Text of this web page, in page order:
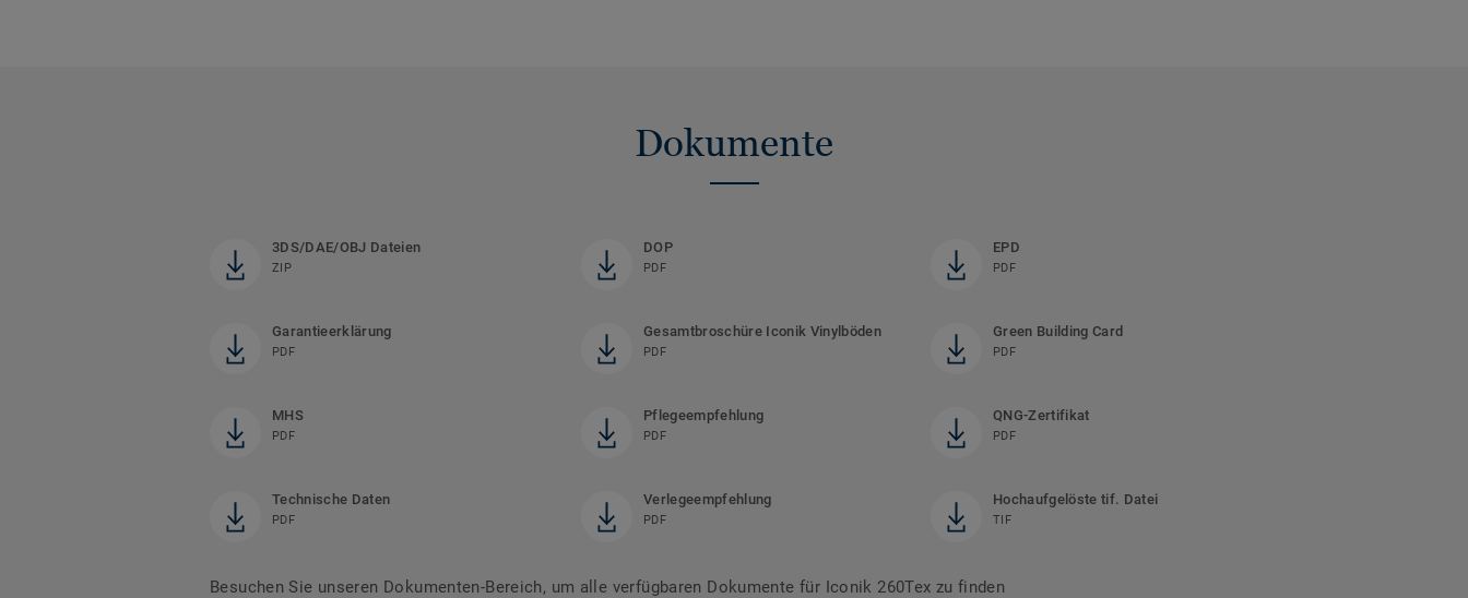
Dokumente
3DS/DAE/OBJ Dateien
ZIP
DOP
PDF
EPD
PDF
Garantieerklärung
PDF
Gesamtbroschüre Iconik Vinylböden
PDF
Green Building Card
PDF
MHS
PDF
Pflegeempfehlung
PDF
QNG-Zertifikat
PDF
Technische Daten
PDF
Verlegeempfehlung
PDF
Hochaufgelöste tif. Datei
TIF
Besuchen Sie unseren Dokumenten-Bereich, um alle verfügbaren Dokumente für Iconik 260Tex zu finden